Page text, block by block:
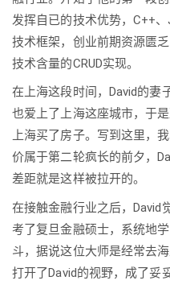
发挥自已的技术优势，C++
技术框架，创业前期资源匮
技术含量的CRUD实现。
在上海这段时间，David的妻
也爱上了上海这座城市，于
上海买了房子。写到这里，
价属于第二轮疯长的前夕，
差距就是这样被拉开的。
在接触金融行业之后，David
考了复旦金融硕士，系统地
斗，据说这位大师是经常去
打开了David的视野，成了妥